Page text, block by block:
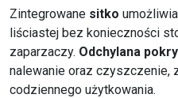
Zintegrowane sitko
liściastej bez konieczności
zaparzaczy. Odchylana
nalewanie oraz czyszczenie,
codziennego użytkowania.